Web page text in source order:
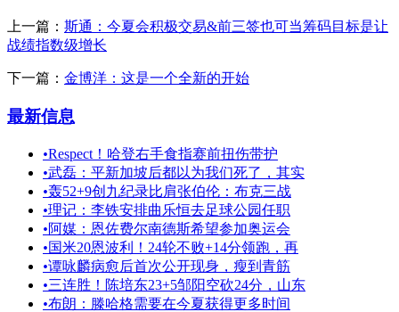
上一篇： 斯通：今夏会积极交易&前三签也可当筹码目标是让
战绩指数级增长
下一篇： 金博洋：这是一个全新的开始
最新信息
•Respect！哈登右手食指赛前扭伤带护
•武磊：平新加坡后都以为我们死了，其实
•轰52+9创九纪录比肩张伯伦：布克三战
•理记：李铁安排曲乐恒去足球公园任职
•阿媒：恩佐费尔南德斯希望参加奥运会
•国米20恩波利！24轮不败+14分领跑，再
•谭咏麟病愈后首次公开现身，瘦到青筋
•三连胜！陈培东23+5邹阳空砍24分，山东
•布朗：滕哈格需要在今夏获得更多时间